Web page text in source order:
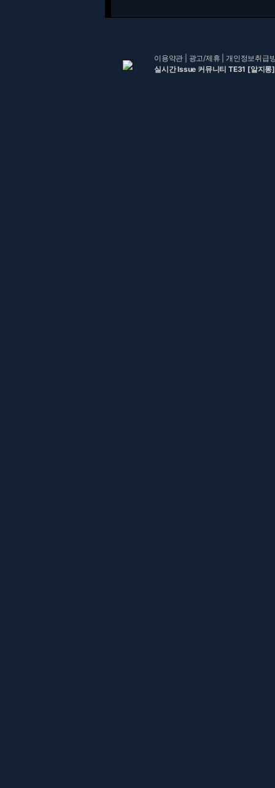
이용약관 광고/제휴 |개인정보취급
실시간 Issue 커뮤니티 TE31 [알지